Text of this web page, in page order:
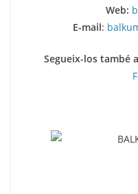
Web:
E-mail:
Segueix-los també a